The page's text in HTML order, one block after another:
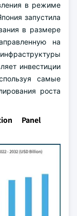
в режиме
запустила
в размере
на
инвестиции
самые
роста
Panel